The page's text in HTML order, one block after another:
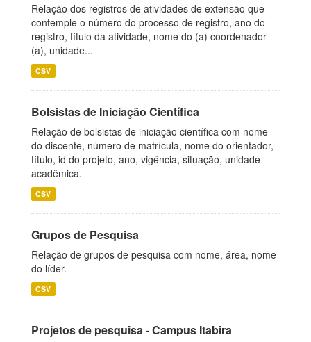
Relação dos registros de atividades de extensão que
contemple o número do processo de registro, ano do
registro, título da atividade, nome do (a) coordenador
(a), unidade...
CSV
Bolsistas de Iniciação Científica
Relação de bolsistas de iniciação científica com nome
do discente, número de matrícula, nome do orientador,
título, id do projeto, ano, vigência, situação, unidade
acadêmica.
CSV
Grupos de Pesquisa
Relação de grupos de pesquisa com nome, área, nome
do líder.
CSV
Projetos de pesquisa - Campus Itabira